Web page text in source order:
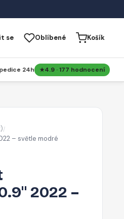
se Oblíbené Košík
24h 4.9 · 177 hodnocení
/
– světle modré
2022 –